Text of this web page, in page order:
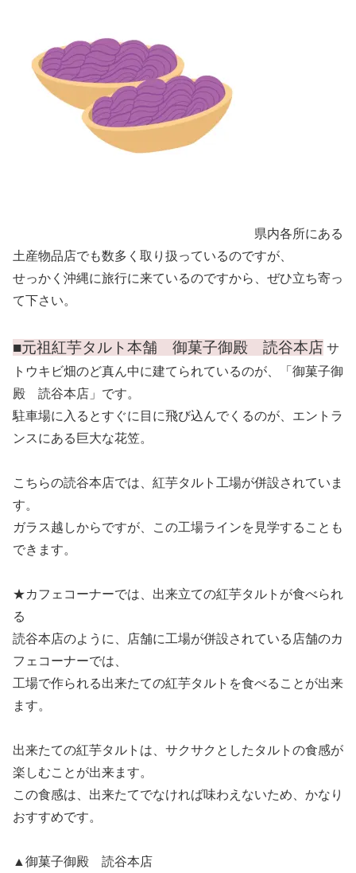
県内各所にある
土産物品店でも数多く取り扱っているのですが、
せっかく沖縄に旅行に来ているのですから、ぜひ立ち寄っ
て下さい。
■元祖紅芋タルト本舗 御菓子御殿 読谷本店 サ
トウキビ畑のど真ん中に建てられているのが、「御菓子御
殿 読谷本店」です。
駐車場に入るとすぐに目に飛び込んでくるのが、エントラ
ンスにある巨大な花笠。
こちらの読谷本店では、紅芋タルト工場が併設されていま
す。
ガラス越しからですが、この工場ラインを見学することも
できます。
★カフェコーナーでは、出来立ての紅芋タルトが食べられ
る
読谷本店のように、店舗に工場が併設されている店舗のカ
フェコーナーでは、
工場で作られる出来たての紅芋タルトを食べることが出来
ます。
出来たての紅芋タルトは、サクサクとしたタルトの食感が
楽しむことが出来ます。
この食感は、出来たてでなければ味わえないため、かなり
おすすめです。
▲御菓子御殿 読谷本店